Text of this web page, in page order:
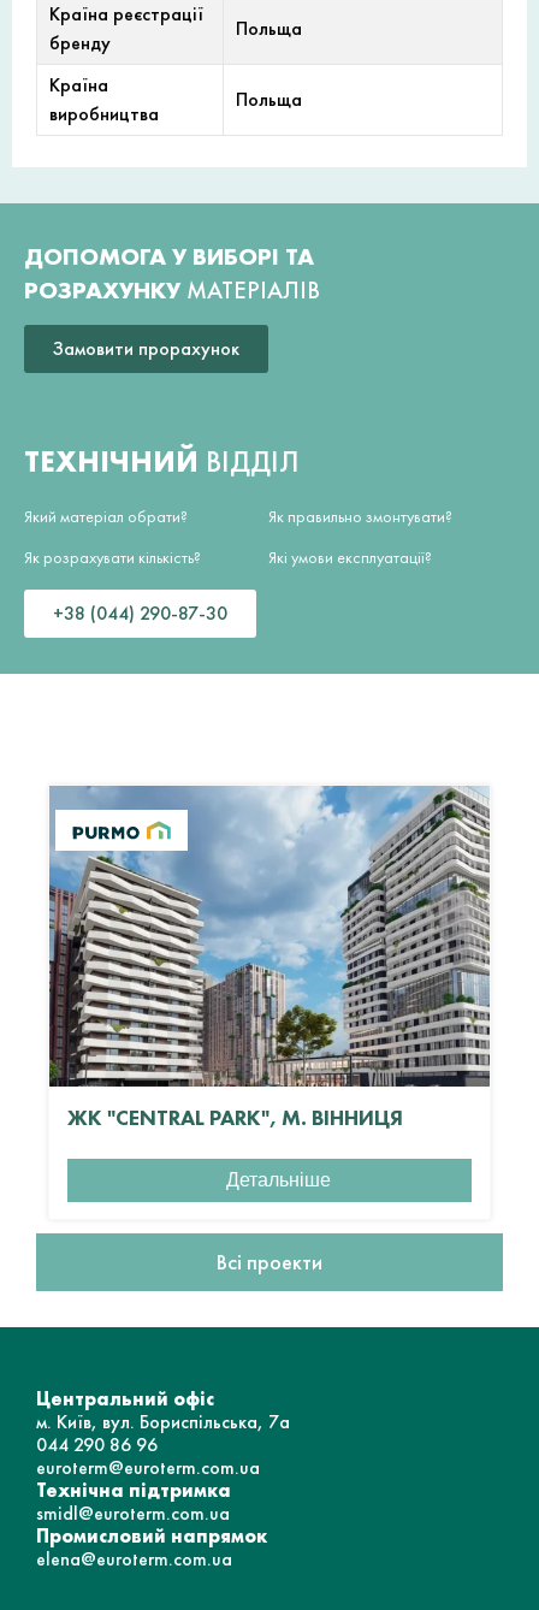
Країна реєстрації
бренду
Польща
Країна
виробництва
Польща
ДОПОМОГА У ВИБОРІ ТА
РОЗРАХУНКУ МАТЕРІАЛІВ
Замовити прорахунок
ТЕХНІЧНИЙ ВІДДІЛ
Який матеріал обрати?
Як розрахувати кількість?
Як правильно змонтувати?
Які умови експлуатації?
+38 (044) 290-87-30
ЖК "CENTRAL PARK", М. ВІННИЦЯ
Детальніше
Всі проекти
Центральний офіс
м. Київ, вул. Бориспільська, 7а
044 290 86 96
euroterm@euroterm.com.ua
Технічна підтримка
smidl@euroterm.com.ua
Промисловий напрямок
elena@euroterm.com.ua